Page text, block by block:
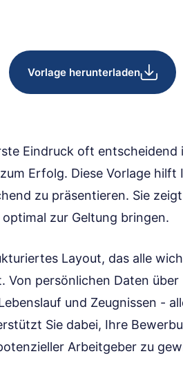
Vorlage herunterladen
Eindruck oft
Erfolg. Diese Vorlage
zu präsentieren. Sie
zur Geltung bringen.
Layout, das alle
Von persönlichen Daten
und Zeugnissen -
Sie dabei, Ihre
Arbeitgeber zu